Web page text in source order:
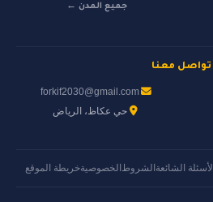
جميع المدن ←
تواصل معنا
forkif2030@gmail.com
حي عكاظ، الرياض
الأسئلة الشائعة الشروط الخصوصيةخريطة الموقع